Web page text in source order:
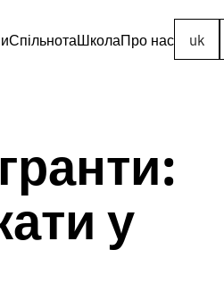
СпільнотаШколаПро нас uk
у